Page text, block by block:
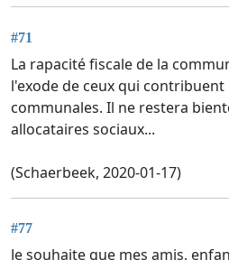
#71
La rapacité fiscale de la
l'exode de ceux qui contribuent
communales. Il ne restera
allocataires sociaux...
(Schaerbeek, 2020-01-17)
#77
Je souhaite que mes amis,